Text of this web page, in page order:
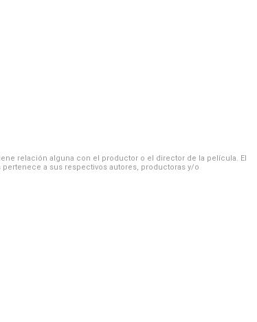
relación alguna con el productor o el director de la película. El
a sus respectivos autores, productoras y/o